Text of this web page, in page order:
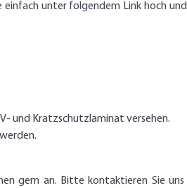
einfach unter folgendem Link hoch
und Kratzschutzlaminat versehen.
gern an. Bitte kontaktieren Sie